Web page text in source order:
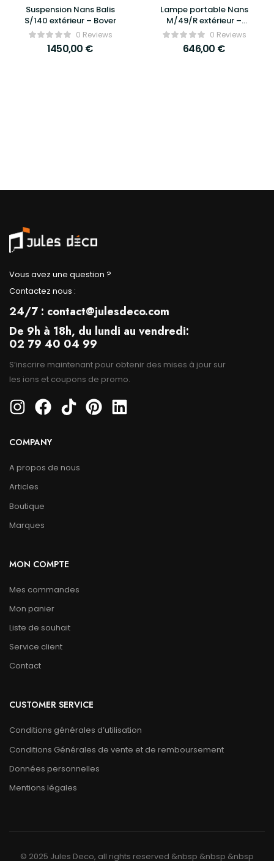
Suspension Nans Balis
S/140 extérieur – Bover
0 Reviews
1450,00 €
Lampe portable Nans
M/49/R extérieur –
Bover0 Reviews
646,00 €
Vous avez une question ?
Contactez nous :
24/7 : contact@julesdeco.com
De 9h à 18h, du lundi au vendredi:
02 79 40 04 99
S’inscrire maintenant pour obtenir des mises à jour sur
les ions et coupons de promo.
COMPANY
A propos de nous
Articles
Boutique
Marques
MON COMPTE
Mes commandes
Mon panier
Liste de souhait
Service client
Contact
CUSTOMER SERVICE
Conditions générales d’utilisation
Conditions Générales de vente et de remboursement
Données personnelles
Mentions légales
© 2025 Jules Deco, all rights reserved &nbsp &nbsp &nbsp